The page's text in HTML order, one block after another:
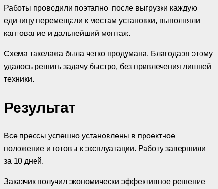
Работы проводили поэтапно: после выгрузки каждую
единицу перемещали к местам установки, выполняли
кантование и дальнейший монтаж.
Схема такелажа была четко продумана. Благодаря этому
удалось решить задачу быстро, без привлечения лишней
техники.
Результат
Все прессы успешно установлены в проектное
положение и готовы к эксплуатации. Работу завершили
за 10 дней.
Заказчик получил экономически эффективное решение